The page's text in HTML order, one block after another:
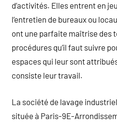
d’activités. Elles entrent en
l’entretien de bureaux ou
ont une parfaite maîtrise des
procédures qu’il faut suivre
espaces qui leur sont
consiste leur travail.
La société de lavage
située à Paris-9E-